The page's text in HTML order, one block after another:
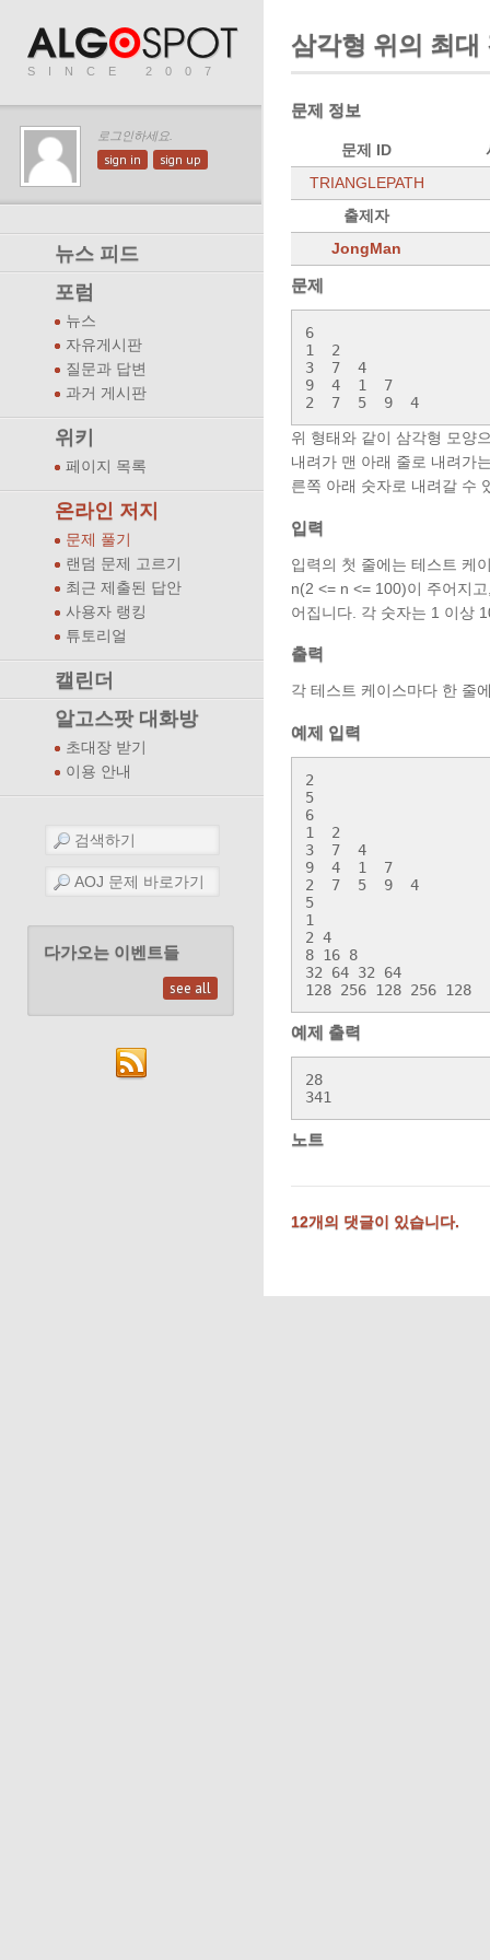
SINCE 2007
로그인하세요.
sign in sign up
뉴스 피드
포럼
뉴스
자유게시판
질문과 답변
과거 게시판
위키
페이지 목록
온라인 저지
문제 풀기
랜덤 문제 고르기
최근 제출된 답안
사용자 랭킹
튜토리얼
캘린더
알고스팟 대화방
초대장 받기
이용 안내
다가오는 이벤트들
see all
삼각형 위의 최대
문제 정보
문제 ID
TRIANGLEPATH
출제자
JongMan
문제
6
1  2
3  7  4
9  4  1  7
2  7  5  9  4
위 형태와 같이 삼각형 모양
내려가 맨 아래 줄로 내려가
른쪽 아래 숫자로 내려갈 수
입력
입력의 첫 줄에는 테스트 케
n(2 <= n <= 100)이 주어지
어집니다. 각 숫자는 1 이상
출력
각 테스트 케이스마다 한 줄
예제 입력
2
5
6
1  2
3  7  4
9  4  1  7
2  7  5  9  4
5
1
2 4
8 16 8
32 64 32 64
128 256 128 256 128
예제 출력
28
341
노트
12개의 댓글이 있습니다.